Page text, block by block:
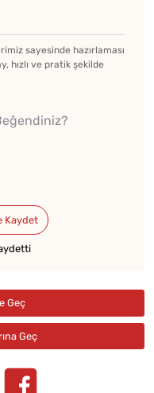
sayesinde hazırlaması
hızlı ve pratik şekilde